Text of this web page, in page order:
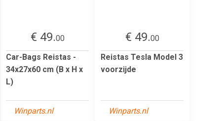
€ 49.00
Car-Bags Reistas -
34x27x60 cm (B x H x
L)
Winparts.nl
€ 49.00
Reistas Tesla Model 3
voorzijde
Winparts.nl